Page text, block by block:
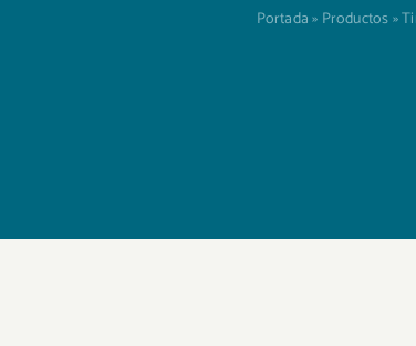
Portada» Productos»